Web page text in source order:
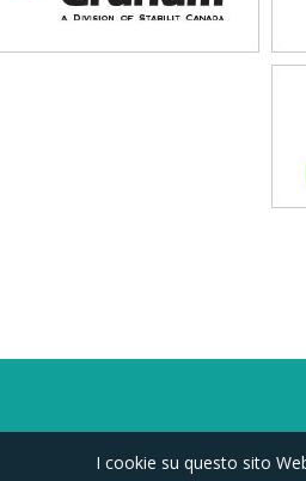
COOKIE POLICY PRIVACY POLICY
I cookie su questo sito